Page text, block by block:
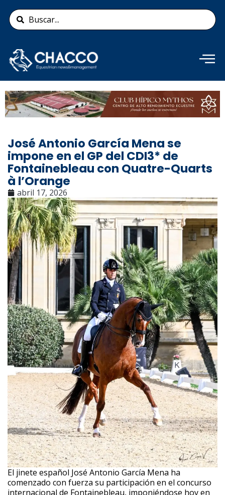
contenido
Search
...
Añade aquí tu texto de
cabecera
José Antonio García Mena se
impone en el GP del CDI3* de
Fontainebleau con Quatre-Quarts
à l’Orange
abril 17, 2026
El jinete español José Antonio García Mena ha
comenzado con fuerza su participación en el concurso
internacional de Fontainebleau, imponiéndose hoy en